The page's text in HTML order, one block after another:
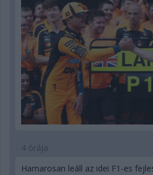
4 órája
Hamarosan leáll az idei F1-es